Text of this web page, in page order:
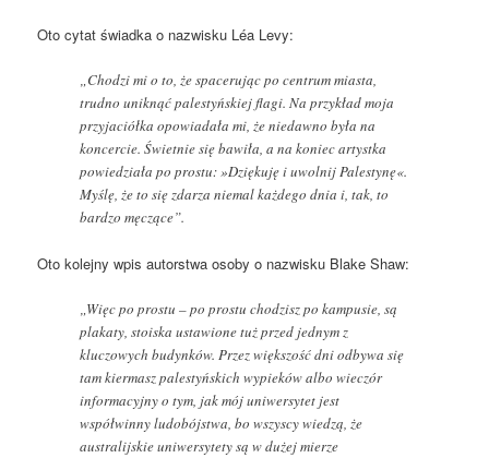
Oto cytat świadka o nazwisku Léa Levy:
„Chodzi mi o to, że spacerując po centrum miasta,
trudno uniknąć palestyńskiej flagi. Na przykład moja
przyjaciółka opowiadała mi, że niedawno była na
koncercie. Świetnie się bawiła, a na koniec artystka
powiedziała po prostu: »Dziękuję i uwolnij Palestynę«.
Myślę, że to się zdarza niemal każdego dnia i, tak, to
bardzo męczące”.
Oto kolejny wpis autorstwa osoby o nazwisku Blake Shaw:
„Więc po prostu – po prostu chodzisz po kampusie, są
plakaty, stoiska ustawione tuż przed jednym z
kluczowych budynków. Przez większość dni odbywa się
tam kiermasz palestyńskich wypieków albo wieczór
informacyjny o tym, jak mój uniwersytet jest
współwinny ludobójstwa, bo wszyscy wiedzą, że
australijskie uniwersytety są w dużej mierze